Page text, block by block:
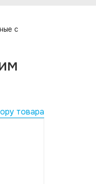
с
товара